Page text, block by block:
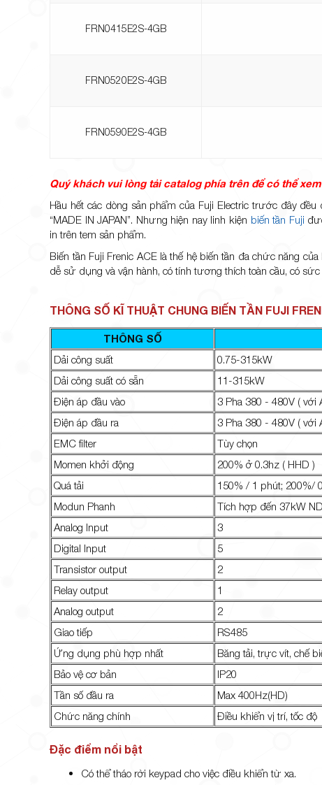
FRN0415E2S-4GB
FRN0520E2S-4GB
FRN0590E2S-4GB
Quý khách vui lòng tải catalog phía trên để có thể
Hầu hết các dòng sản phẩm của Fuji Electric trước đây
“MADE IN JAPAN”. Nhưng hiện nay linh kiện biến tần Fuji
in trên tem sản phẩm.
Biến tần Fuji Frenic ACE là thế hệ biến tần đa chức năng
dễ sử dụng và vận hành, có tính tương thích toàn cầu, có
THÔNG SỐ KĨ THUẬT CHUNG BIẾN TẦN FUJI
THÔNG SỐ
Dải công suất
0.75-315kW
Dải công suất có sẵn
11-315kW
Điện áp đầu vào
3 Pha 380 - 480V ( với
Điện áp đầu ra
3 Pha 380 - 480V ( với
EMC filter
Tùy chọn
Momen khởi động
200% ở 0.3hz ( HHD )
Quá tải
150% / 1 phút; 200%/
Modun Phanh
Tích hợp đến 37kW ND
Analog Input
3
Digital Input
5
Transistor output
2
Relay output
1
Analog output
2
Giao tiếp
RS485
Ứng dụng phù hợp nhất
Băng tải, trực vít, chế
Bảo vệ cơ bản
IP20
Tần số đầu ra
Max 400Hz(HD)
Chức năng chính
Điều khiển vị trí, tốc độ
Đặc điểm nổi bật
Có thể tháo rời keypad cho việc điều khiển từ xa.